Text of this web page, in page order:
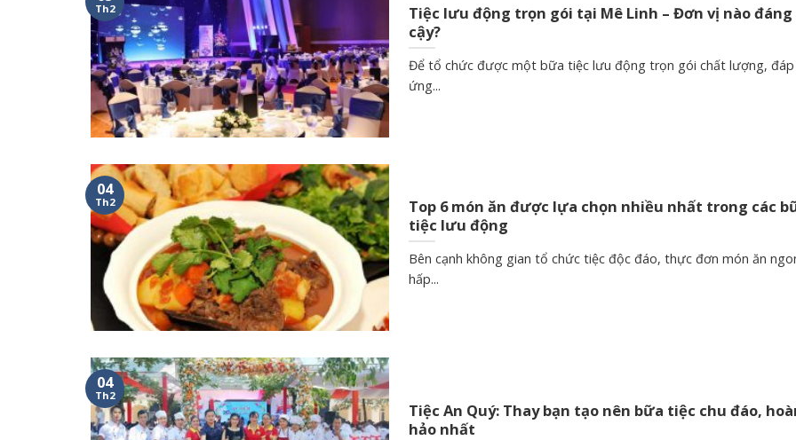
Tiệc lưu động trọn gói tại Mê Linh – Đơn vị nào
cậy?
Để tổ chức được một bữa tiệc lưu động trọn gói chất lượng, đáp
ứng...
Th2
Top 6 món ăn được lựa chọn nhiều nhất trong các
tiệc lưu động
Bên cạnh không gian tổ chức tiệc độc đáo, thực đơn món ăn
hấp...
04
Th2
Tiệc An Quý: Thay bạn tạo nên bữa tiệc chu đáo,
hảo nhất
04
Th2